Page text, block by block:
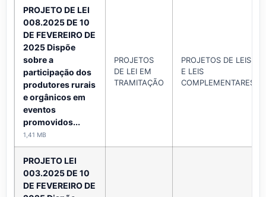
PROJETO DE LEI
008.2025 DE 10
DE FEVEREIRO DE
2025 Dispõe
sobre a
participação dos
produtores rurais
e orgânicos em
eventos
promovidos...
1,41 MB
PROJETOS
DE LEI EM
TRAMITAÇÃO
PROJETOS DE LEIS
E LEIS
COMPLEMENTARES
PROJETO LEI
003.2025 DE 10
DE FEVEREIRO DE